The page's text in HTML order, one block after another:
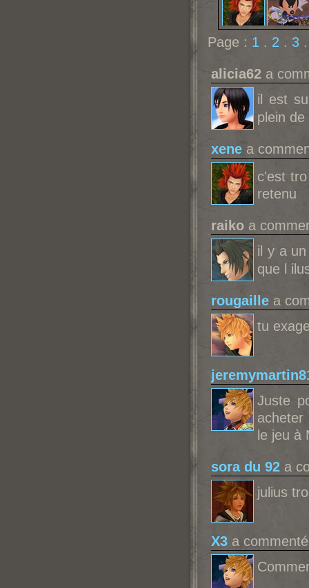
Page : 1 . 2 . 3
alicia62 a
il est
plein
xene a
c'est
retenu
raiko a
il y a
que l
rougaille a
tu
Juste
acheter
le jeu à
sora du 92 a
julius
X3 a